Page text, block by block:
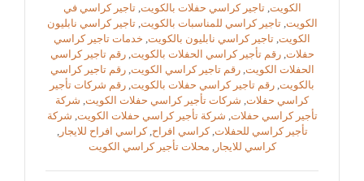
الكويت ,تاجير كراسي حفلات بالكويت ,تاجير كراسي في
الكويت ,تاجير كراسي للمناسبات بالكويت ,تاجير كراسي نابليون
الكويت تاجير كراسي نابليون بالكويت خدمات تاجير كراسي
حفلات ,رقم تأجير كراسي الحفلات بالكويت ,رقم تاجير كراسي
الحفلات الكويت ,رقم تاجير كراسي الكويت ,رقم تاجير كراسي
بالكويت رقم تاجير كراسي حفلات بالكويت رقم شركات تأجير
كراسي حفلات شركات تأجير كراسي حفلات الكويت شركة
تأجير كراسي حفلات شركة تأجير كراسي حفلات الكويت شركة
تأجير كراسي للحفلات ,كراسي افراح ,كراسي افراح للايجار
كراسي للايجار
محلات تأجير كراسي الكويت